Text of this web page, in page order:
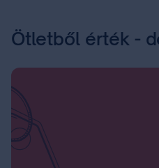
Ötletből érték -